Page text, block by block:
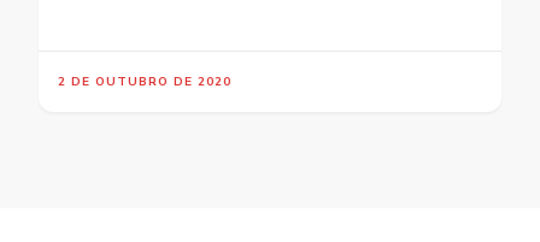
2 DE OUTUBRO DE 2020